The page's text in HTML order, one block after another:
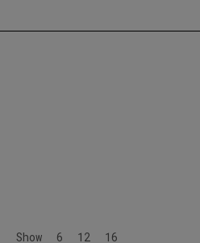
Show 6 12 16